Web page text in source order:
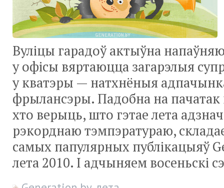
Вуліцы гарадоў актыўна
у офісы вяртаюцца загарэлыя
у кватэры — натхнёныя
фрылансэры. Падобна на пачатак
хто верыць, што гэтае лета
рэкорднаю тэмпэратураю,
самых папулярных публікацыяў
лета 2010. І адчыняем восеньскі